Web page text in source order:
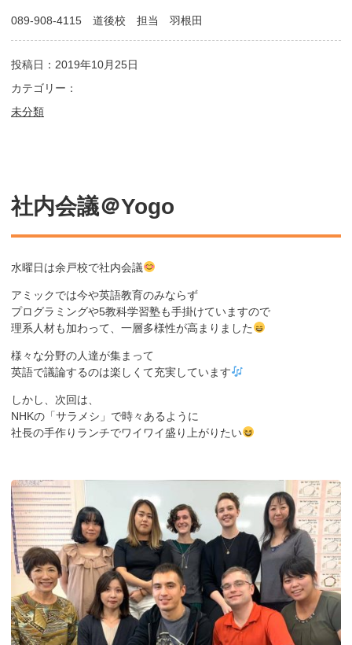
089-908-4115 道後校 担当 羽根田
投稿日：2019年10月25日
カテゴリー：
未分類
社内会議＠Yogo
水曜日は余戸校で社内会議
アミックでは今や英語教育のみならず
プログラミングや5教科学習塾も手掛けていますので
理系人材も加わって、一層多様性が高まりました
様々な分野の人達が集まって
英語で議論するのは楽しくて充実しています
しかし、次回は、
NHKの「サラメシ」で時々あるように
社長の手作りランチでワイワイ盛り上がりたい